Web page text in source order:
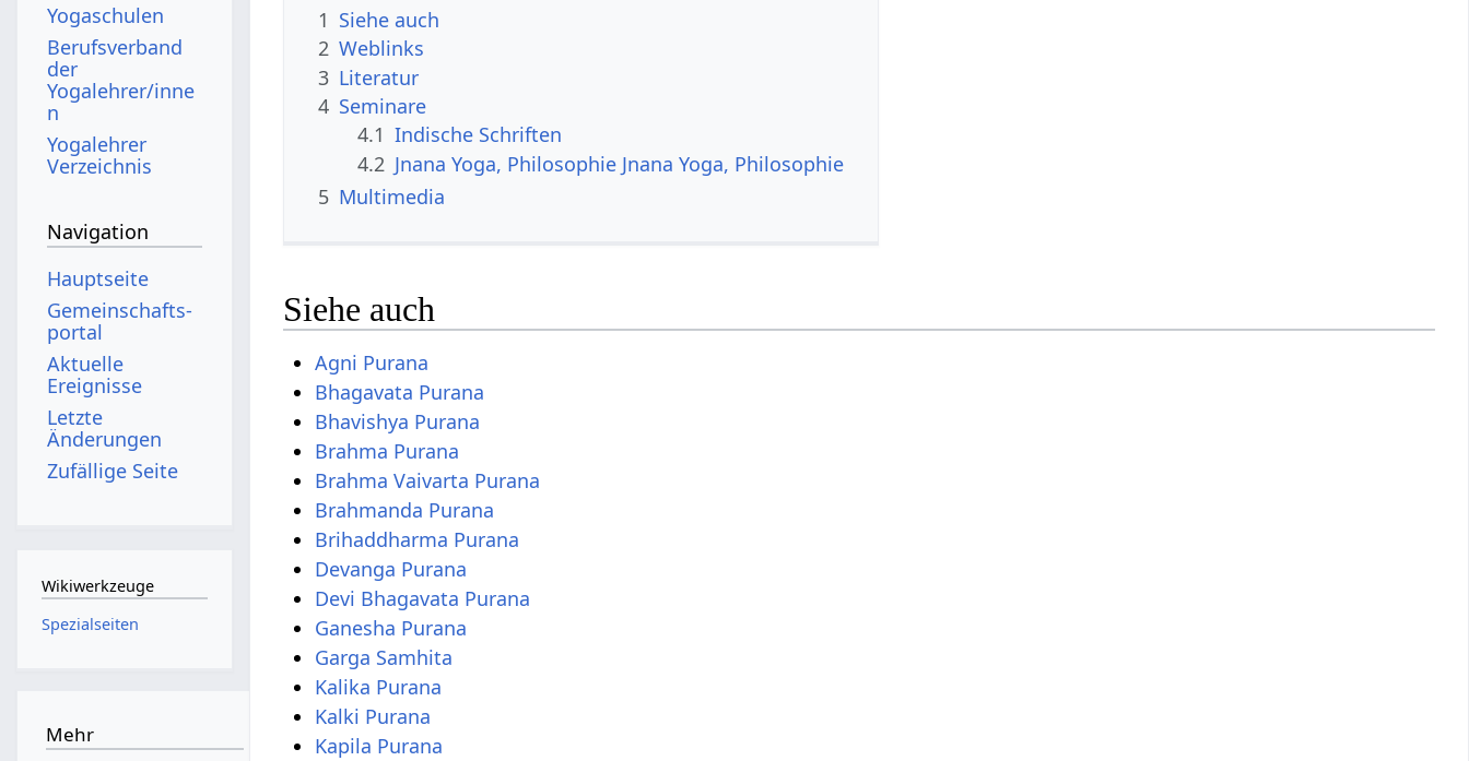
1 Siehe auch
2 Weblinks
3 Literatur
4 Seminare
4.1 Indische Schriften
4.2 Jnana Yoga, Philosophie Jnana Yoga, Philosophie
5 Multimedia
Siehe auch
Agni Purana
Bhagavata Purana
Bhavishya Purana
Brahma Purana
Brahma Vaivarta Purana
Brahmanda Purana
Brihaddharma Purana
Devanga Purana
Devi Bhagavata Purana
Ganesha Purana
Garga Samhita
Kalika Purana
Kalki Purana
Kapila Purana
Yogaschulen
Berufsverband
der
Yogalehrer/inne
n
Yogalehrer
Verzeichnis
Navigation
Hauptseite
Gemeinschafts­
portal
Aktuelle
Ereignisse
Letzte
Änderungen
Zufällige Seite
Wikiwerkzeuge
Spezialseiten
Mehr